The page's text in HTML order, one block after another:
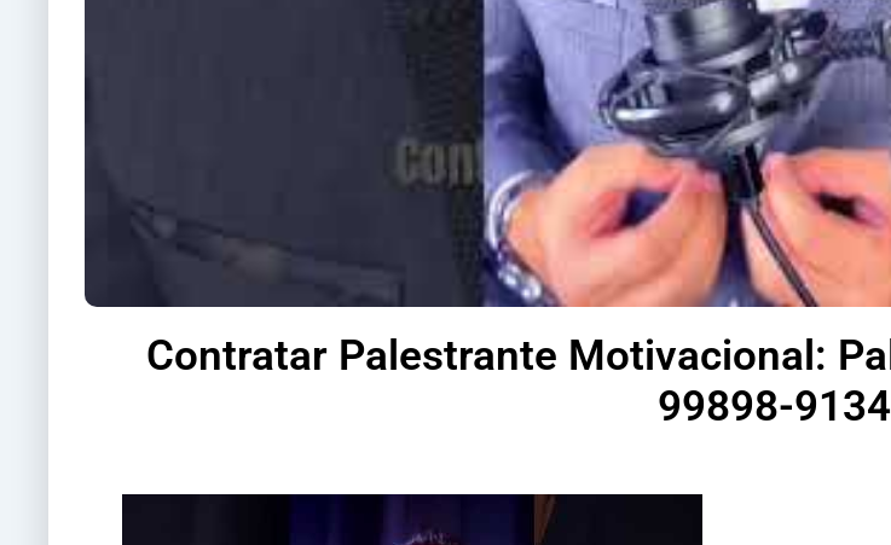
Contratar Palestrante Motivacional:
99898-9134